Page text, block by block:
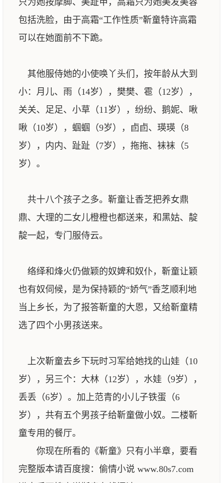
只为她按摩脚、美趾甲，高霜只为她美发美容
包括洗脸，由于高霜“工作性质”靳童特许高霜
可以在她面前不下跪。
其他服侍她的小使唤丫头们，按年龄从大到
小：月儿、雨（14岁），樊樊、雹（12岁），
关关、足足、小草（11岁），纷纷、鹅妮、啾
啾（10岁），蝈蝈（9岁），卣卣、瑛瑛（8
岁），内内、趾趾（7岁），拖拖、袜袜（5
岁）。
共十八个孩子之多。靳童让香芝把养女鼎
鼎、大理的二女儿橙橙也都送来，和黑姑、靛
靛一起，专门服侍云。
络绎和烽火仍做颖的奴婢和奴仆，靳童让颖
也有奴伺候，是为保持颖的“娇气”香芝顺利地
当上乡长，为了报答靳童的大恩，又给靳童精
选了四个小男孩送来。
上次靳童去乡下玩时习军给她找的山娃（10
岁），另三个：大林（12岁），水娃（9岁），
丢丢（6岁）。加上范青的小儿子铁蛋（6
岁），共有五个男孩子给靳童做小奴。二楼靳
童专用的餐厅。
你现在所看的《靳童》只有小半章，要看
完整版本请百度搜：偷情小说 www.80s7.com